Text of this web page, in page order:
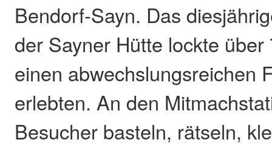
Bendorf-Sayn. Das
der Sayner Hütte lockte
einen abwechslungsreichen
erlebten. An den
Besucher basteln, rätseln,